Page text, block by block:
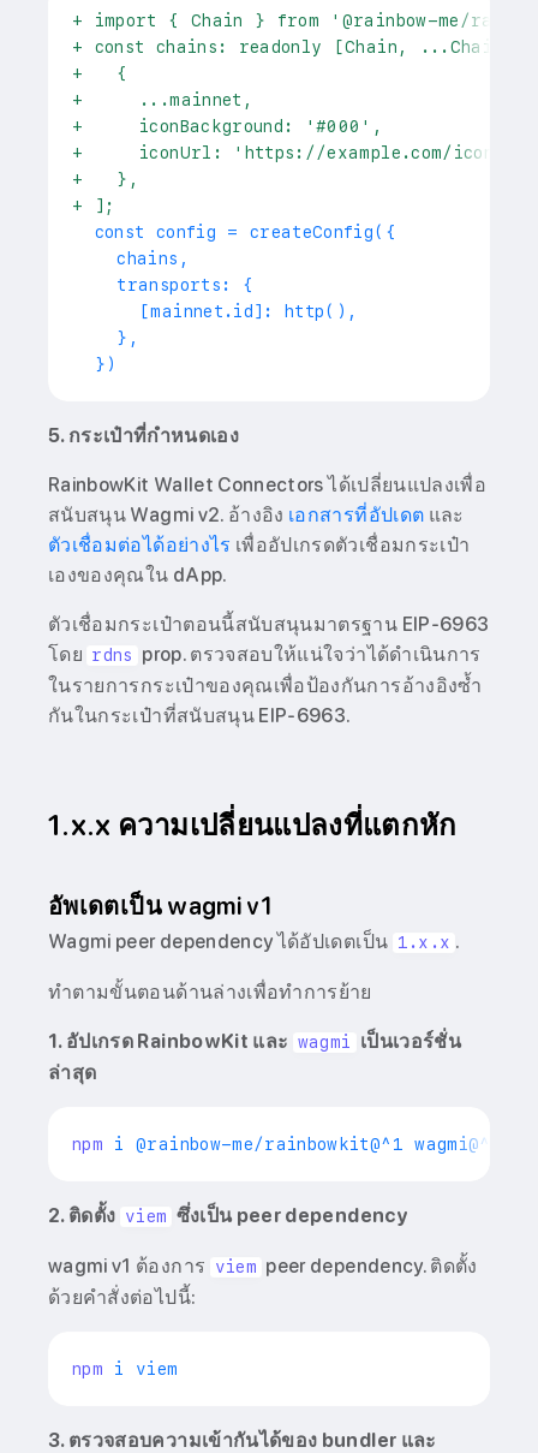
+ import { Chain } from '@rainbow-me/
+ const chains: readonly [Chain,
+
   {
+
     ...mainnet,
+
     iconBackground: '#000',
+
iconUrl: 'https://example.com/icons/
+
   },
+ ];
const config = createConfig({
   chains,
   transports: {
     [mainnet.id]: http(),
   },
})
5. กระเป๋าที่กำหนดเอง
RainbowKit Wallet Connectors ได้เปลี่ยนแปลงเพื่อ
สนับสนุน Wagmi v2. อ้างอิง เอกสารที่อัปเดต และ
ตัวเชื่อมต่อได้อย่างไร เพื่ออัปเกรดตัวเชื่อมกระเป๋า
เองของคุณใน dApp.
ตัวเชื่อมกระเป๋าตอนนี้สนับสนุนมาตรฐาน EIP-6963
โดย rdns
prop. ตรวจสอบให้แน่ใจว่าได้ดำเนินการ
ในรายการกระเป๋าของคุณเพื่อป้องกันการอ้างอิงซ้ำ
กันในกระเป๋าที่สนับสนุน EIP-6963.
1.x.x ความเปลี่ยนแปลงที่แตกหัก
อัพเดตเป็น wagmi v1
Wagmi peer dependency ได้อัปเดตเป็น 1.x.x .
ทำตามขั้นตอนด้านล่างเพื่อทำการย้าย
1. อัปเกรด RainbowKit และ wagmi
เป็นเวอร์ชั่น
ล่าสุด
npm
2. ติดตั้ง viem ซึ่งเป็น peer dependency
wagmi v1 ต้องการ viem peer dependency. ติดตั้ง
ด้วยคำสั่งต่อไปนี้:
npm
3. ตรวจสอบความเข้ากันได้ของ bundler และ